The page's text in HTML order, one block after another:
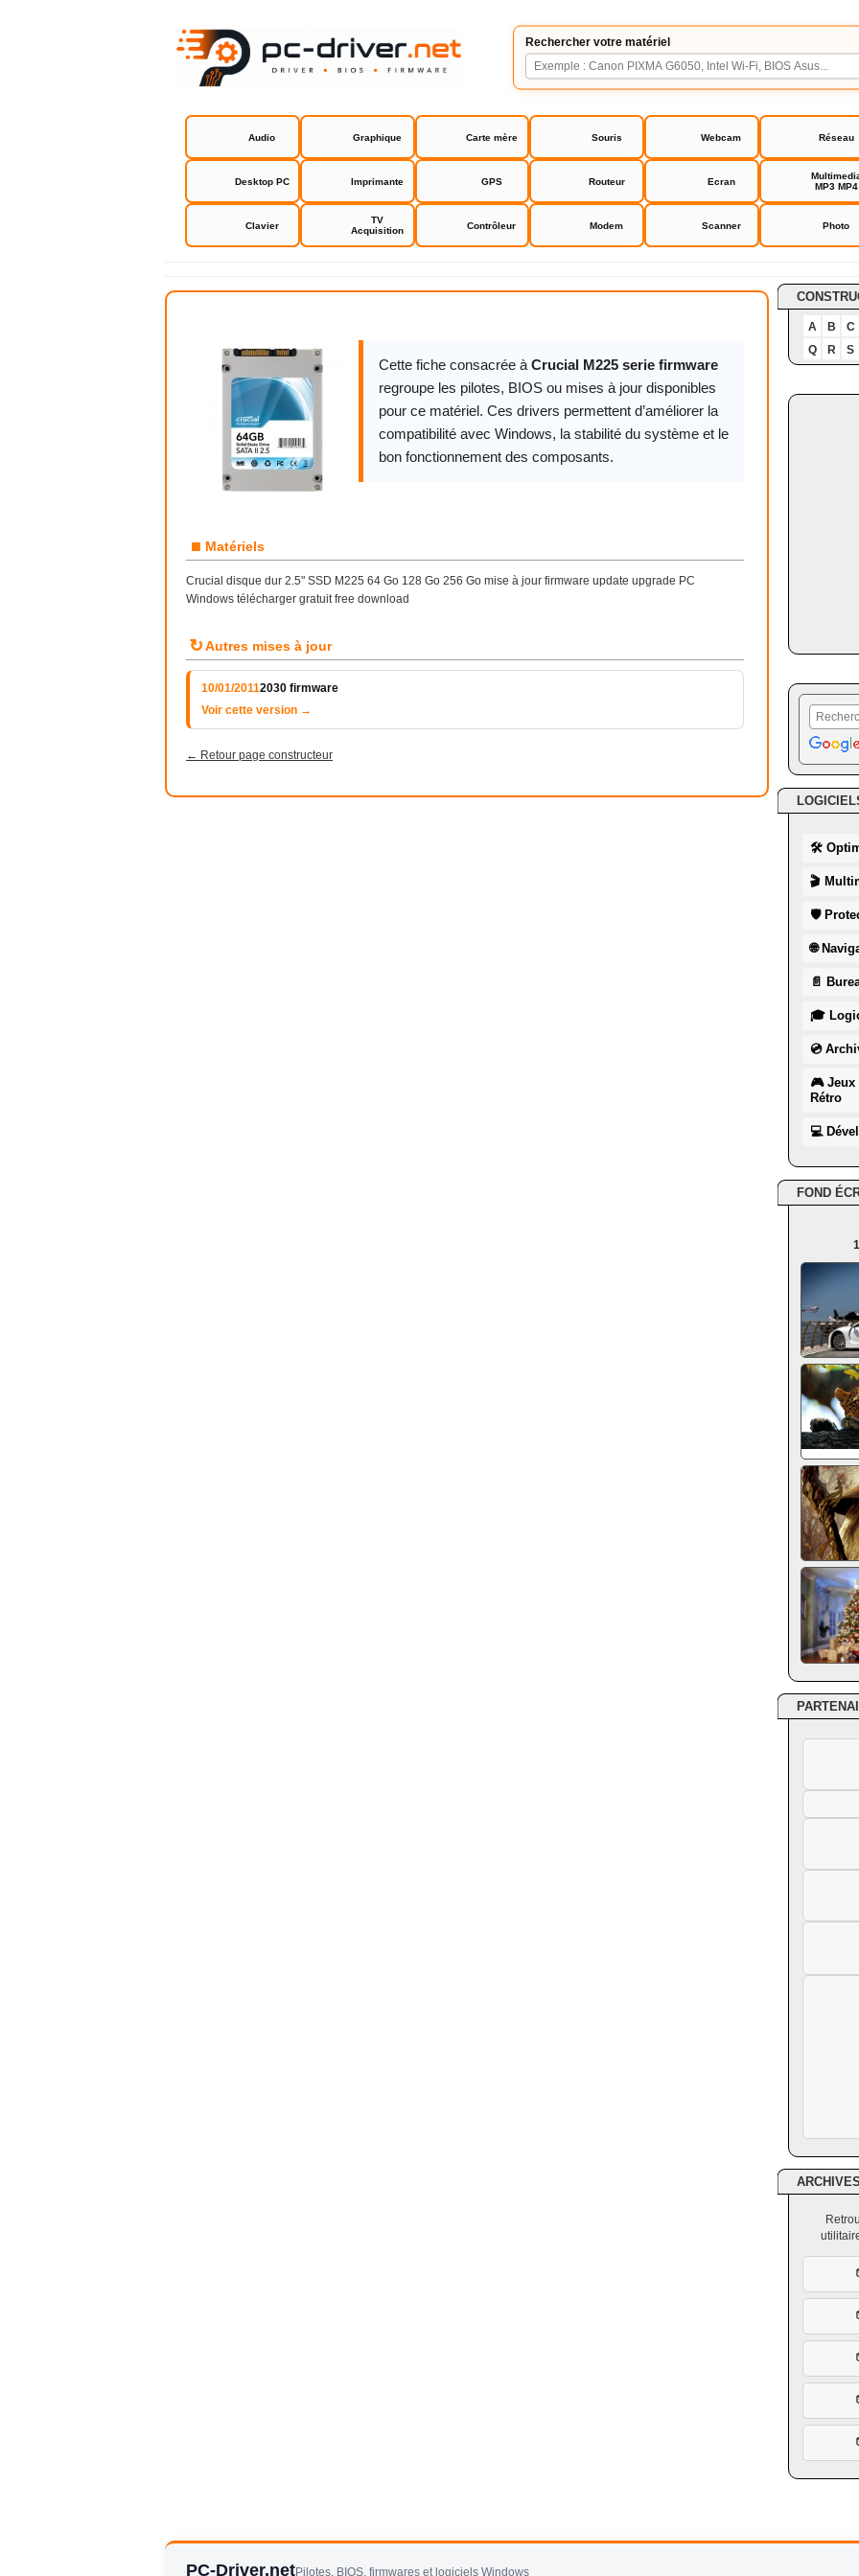
Rechercher votre matériel
Audio Graphique Carte mère Souris Webcam Réseau
Desktop PC Imprimante GPS Routeur Ecran
MP3 MP4
Clavier
TV
Acquisition
Contrôleur Modem Scanner Photo
Crucial M225 serie firmware
Cette fiche consacrée à Crucial M225 serie firmware
regroupe les pilotes, BIOS ou mises à jour disponibles
pour ce matériel. Ces drivers permettent d’améliorer la
compatibilité avec Windows, la stabilité du système et le
bon fonctionnement des composants.
■ Matériels
Crucial disque dur 2.5" SSD M225 64 Go 128 Go 256 Go mise à jour firmware update upgrade PC
Windows télécharger gratuit free download
↻Autres mises à jour
10/01/20112030 firmware
Voir cette version →
← Retour page constructeur
A B
C
Q
R S
🛠
🎬
🛡
🌐
📄
🎓
💿
🎮 Jeux
Rétro
💻
FOND
PC-Driver.netPilotes, BIOS, firmwares et logiciels Windows